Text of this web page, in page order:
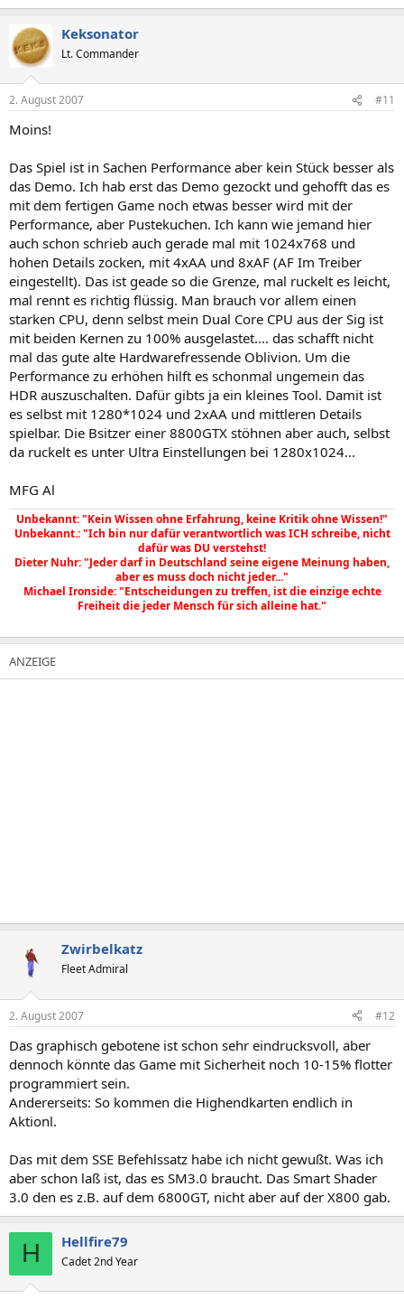
Keksonator
Lt. Commander
2. August 2007 #11
Moins!
Das Spiel ist in Sachen Performance aber kein Stück besser als
das Demo. Ich hab erst das Demo gezockt und gehofft das es
mit dem fertigen Game noch etwas besser wird mit der
Performance, aber Pustekuchen. Ich kann wie jemand hier
auch schon schrieb auch gerade mal mit 1024x768 und
hohen Details zocken, mit 4xAA und 8xAF (AF Im Treiber
eingestellt). Das ist geade so die Grenze, mal ruckelt es leicht,
mal rennt es richtig flüssig. Man brauch vor allem einen
starken CPU, denn selbst mein Dual Core CPU aus der Sig ist
mit beiden Kernen zu 100% ausgelastet.... das schafft nicht
mal das gute alte Hardwarefressende Oblivion. Um die
Performance zu erhöhen hilft es schonmal ungemein das
HDR auszuschalten. Dafür gibts ja ein kleines Tool. Damit ist
es selbst mit 1280*1024 und 2xAA und mittleren Details
spielbar. Die Bsitzer einer 8800GTX stöhnen aber auch, selbst
da ruckelt es unter Ultra Einstellungen bei 1280x1024...
MFG Al
Unbekannt: "Kein Wissen ohne Erfahrung, keine Kritik ohne Wissen!"
Unbekannt.: "Ich bin nur dafür verantwortlich was ICH schreibe, nicht
dafür was DU verstehst!
Dieter Nuhr: "Jeder darf in Deutschland seine eigene Meinung haben,
aber es muss doch nicht jeder..."
Michael Ironside: "Entscheidungen zu treffen, ist die einzige echte
Freiheit die jeder Mensch für sich alleine hat."
Zwirbelkatz
Fleet Admiral
2. August 2007 #12
Das graphisch gebotene ist schon sehr eindrucksvoll, aber
dennoch könnte das Game mit Sicherheit noch 10-15% flotter
programmiert sein.
Andererseits: So kommen die Highendkarten endlich in
Aktionl.
Das mit dem SSE Befehlssatz habe ich nicht gewußt. Was ich
aber schon laß ist, das es SM3.0 braucht. Das Smart Shader
3.0 den es z.B. auf dem 6800GT, nicht aber auf der X800 gab.
H Hellfire79
Cadet 2nd Year